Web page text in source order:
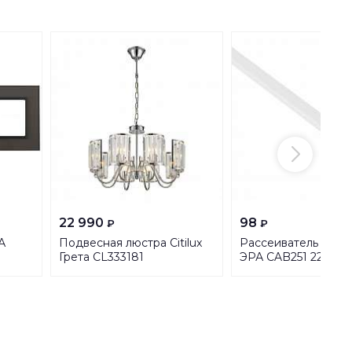
22 990 ₽
Подвесная люстра Citilux
Грета CL333181
98 ₽
Рассеиватель для
ЭРА CAB251 2206-